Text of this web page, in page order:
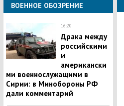
ВОЕННОЕ ОБОЗРЕНИЕ
16:20
​Драка между
российскими
и
американски
ми военнослужащими в
Сирии: в Минобороны РФ
дали комментарий